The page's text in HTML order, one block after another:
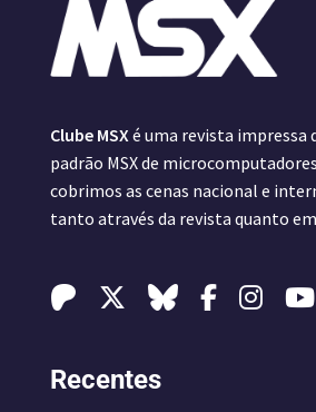
Clube MSX é uma revista impressa
padrão MSX de
cobrimos as cenas nacional e
tanto através da revista quanto
Recentes